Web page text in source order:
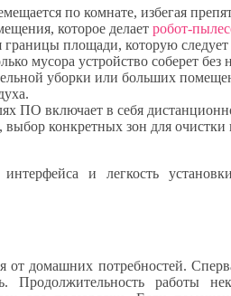
по комнате, избегая
которое делает робот-
границы площади, которую следует
мусора устройство соберет без
уборки или больших
ПО включает в себя
конкретных зон для очистки
и легкость
домашних потребностей.
Продолжительность работы